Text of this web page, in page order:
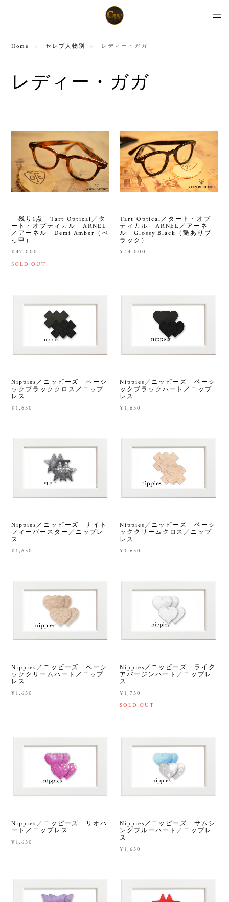
Home セレブ人物別 レディー・ガガ
レディー・ガガ
「残り1点」Tart Optical／タ
ート・オプティカル ARNEL
／アーネル Demi Amber（べ
っ甲）
¥47,000
SOLD OUT
Tart Optical／タート・オプ
ティカル ARNEL／アーネ
ル Glossy Black（艶ありブ
ラック）
¥44,000
Nippies／ニッピーズ ベーシ
ックブラッククロス／ニップ
レス
¥1,650
Nippies／ニッピーズ ベーシ
ックブラックハート／ニップ
レス
¥1,650
Nippies／ニッピーズ ナイト
フィーバースター／ニップレ
ス
¥1,650
Nippies／ニッピーズ ベーシ
ッククリームクロス／ニップ
レス
¥1,650
Nippies／ニッピーズ ベーシ
ッククリームハート／ニップ
レス
¥1,650
Nippies／ニッピーズ ライク
アバージンハート／ニップレ
ス
¥1,750
SOLD OUT
Nippies／ニッピーズ リオハ
ート／ニップレス
¥1,650
Nippies／ニッピーズ サムシ
ングブルーハート／ニップレ
ス
¥1,650